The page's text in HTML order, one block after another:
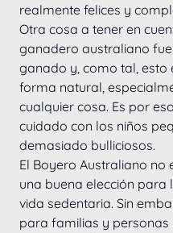
realmente felices y
Otra cosa a tener en
ganadero australiano
ganado y, como tal, esto
forma natural,
cualquier cosa. Es por
cuidado con los niños
demasiado bulliciosos.
El Boyero Australiano no
una buena elección para
vida sedentaria. Sin
para familias y